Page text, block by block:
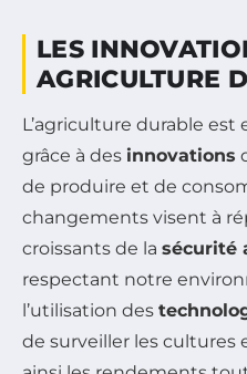
LES
AGRICULTURE
L’agriculture durable
grâce à des innovations
de produire et de
changements visent à
croissants de la sécurité
respectant notre
l’utilisation des
de surveiller les cultures